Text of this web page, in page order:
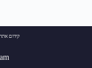
קידום